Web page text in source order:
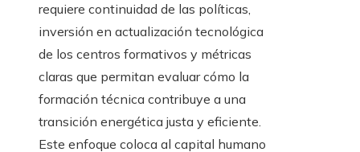
requiere continuidad de las políticas,
inversión en actualización tecnológica
de los centros formativos y métricas
claras que permitan evaluar cómo la
formación técnica contribuye a una
transición energética justa y eficiente.
Este enfoque coloca al capital humano